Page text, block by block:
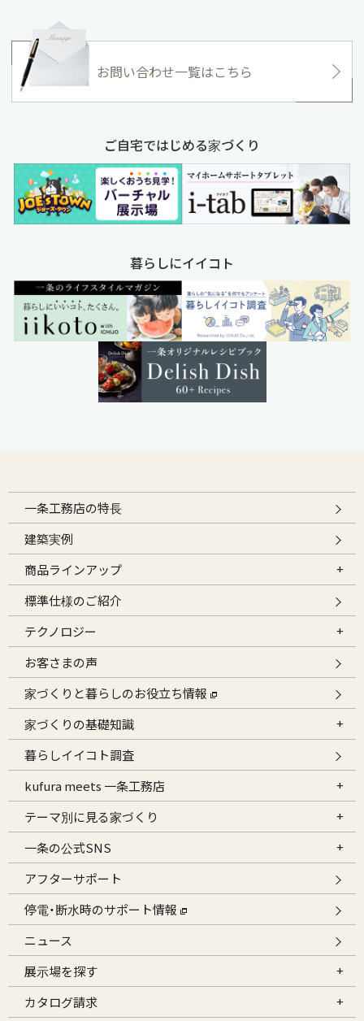
お問い合わせ一覧はこちら
ご自宅ではじめる家づくり
暮らしにイイコト
一条工務店の特長
建築実例
商品ラインアップ
標準仕様のご紹介
テクノロジー
お客さまの声
家づくりと暮らしのお役立ち情報
家づくりの基礎知識
暮らしイイコト調査
kufura meets 一条工務店
テーマ別に見る家づくり
一条の公式SNS
アフターサポート
停電・断水時のサポート情報
ニュース
展示場を探す
カタログ請求